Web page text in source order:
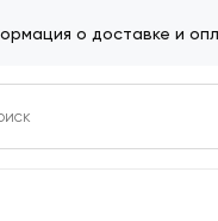
о доставке и